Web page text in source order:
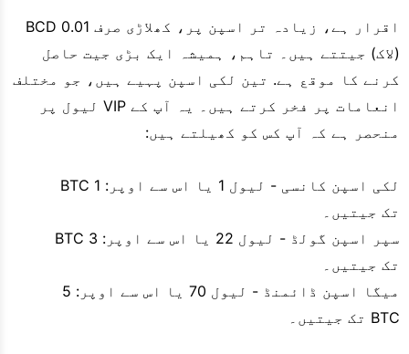
اقرار ہے، زیادہ تر اسپن پر، کھلاڑی صرف 0.01 BCD
(لاک) جیتتے ہیں۔ تاہم، ہمیشہ ایک بڑی جیت حاصل
کرنے کا موقع ہے. تین لکی اسپن پہیے ہیں، جو مختلف
انعامات پر فخر کرتے ہیں۔ یہ آپ کے VIP لیول پر
منحصر ہے کہ آپ کس کو کھیلتے ہیں:
لکی اسپن کانسی - لیول 1 یا اس سے اوپر: 1 BTC
تک جیتیں۔
سپر اسپن گولڈ - لیول 22 یا اس سے اوپر: 3 BTC
تک جیتیں۔
میگا اسپن ڈائمنڈ - لیول 70 یا اس سے اوپر: 5
BTC تک جیتیں۔